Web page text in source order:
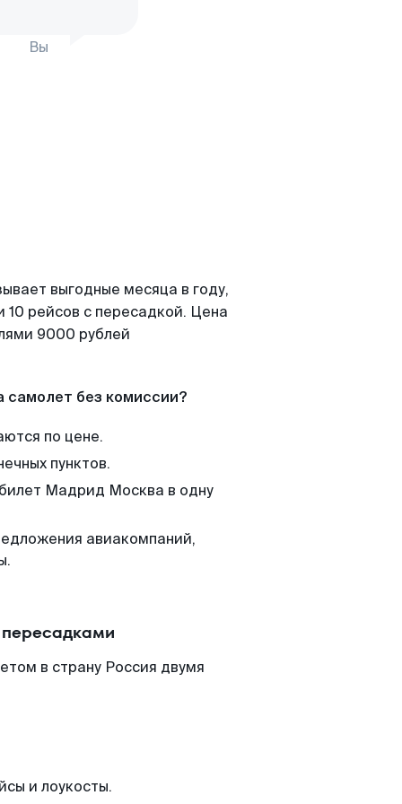
Вы
выгодные месяца в году,
рейсов с пересадкой. Цена
9000 рублей
самолет без комиссии?
по цене.
пунктов.
Мадрид Москва в одну
авиакомпаний,
в страну Россия двумя
и лоукосты.